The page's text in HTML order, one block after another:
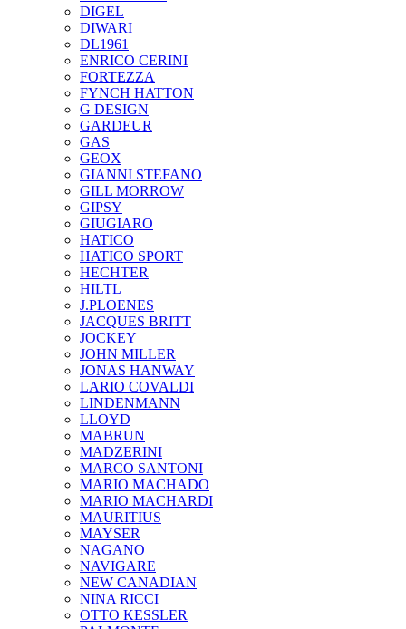
DIGEL
DIWARI
DL1961
ENRICO CERINI
FORTEZZA
FYNCH HATTON
G DESIGN
GARDEUR
GAS
GEOX
GIANNI STEFANO
GILL MORROW
GIPSY
GIUGIARO
HATICO
HATICO SPORT
HECHTER
HILTL
J.PLOENES
JAСQUES BRITT
JOCKEY
JOHN MILLER
JONAS HANWAY
LARIO COVALDI
LINDENMANN
LLOYD
MABRUN
MADZERINI
MARCO SANTONI
MARIO MACHADO
MARIO MACHARDI
MAURITIUS
MAYSER
NAGANO
NAVIGARE
NEW CANADIAN
NINA RICCI
OTTO KESSLER